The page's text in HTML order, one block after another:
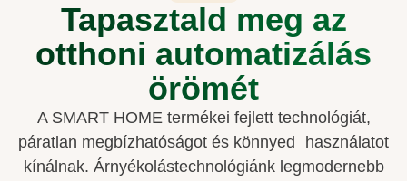
Tapasztald meg az
otthoni automatizálás
örömét
A SMART HOME termékei fejlett technológiát,
páratlan megbízhatóságot és könnyed használatot
kínálnak. Árnyékolástechnológiánk legmodernebb